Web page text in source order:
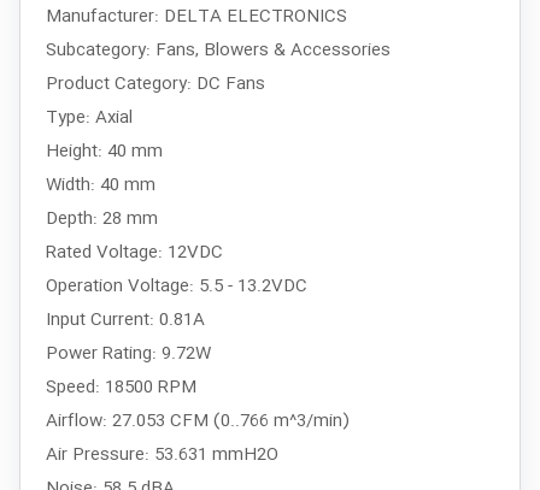
Manufacturer: DELTA ELECTRONICS
Subcategory: Fans, Blowers & Accessories
Product Category: DC Fans
Type: Axial
Height: 40 mm
Width: 40 mm
Depth: 28 mm
Rated Voltage: 12VDC
Operation Voltage: 5.5 - 13.2VDC
Input Current: 0.81A
Power Rating: 9.72W
Speed: 18500 RPM
Airflow: 27.053 CFM (0..766 m^3/min)
Air Pressure: 53.631 mmH2O